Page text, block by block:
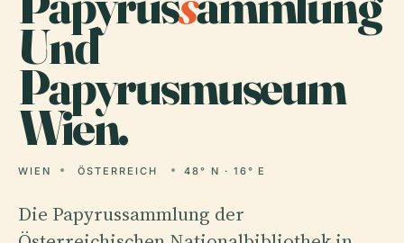
Und
Papyrusmuseum
Wien.
WIEN ÖSTERREICH 48° N · 16° E
Die Papyrussammlung der